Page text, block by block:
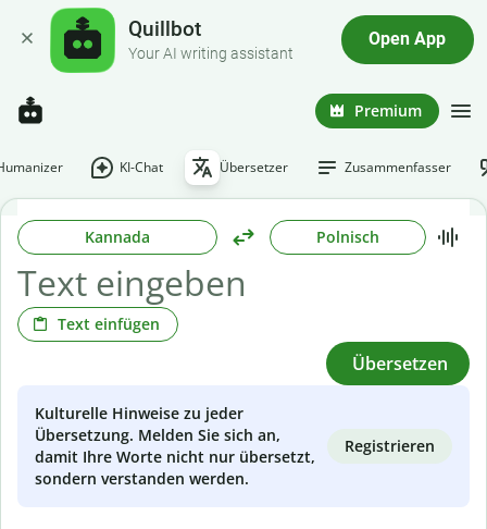
Quillbot
Your AI writing assistant
Open App
Premium
KI-Chat Übersetzer Zusammenfasser
Kannada Polnisch
Text einfügen
Übersetzen
Kulturelle Hinweise zu jeder
Übersetzung. Melden Sie sich an,
damit Ihre Worte nicht nur übersetzt,
sondern verstanden werden.
Registrieren